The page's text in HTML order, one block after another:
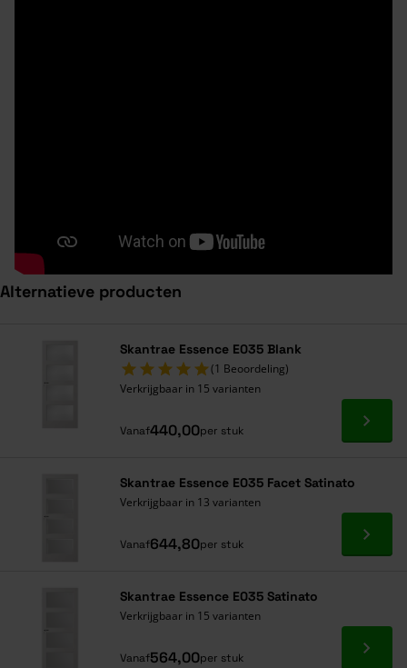
Alternatieve producten
Skantrae Essence E035 Blank
(1 Beoordeling)
Verkrijgbaar in 15 varianten
Vanaf440,00per stuk Ga
Skantrae Essence E035 Facet Satinato
Verkrijgbaar in 13 varianten
Vanaf644,80per stuk Ga
Skantrae Essence E035 Satinato
Verkrijgbaar in 15 varianten
Vanaf564,00per stuk Ga